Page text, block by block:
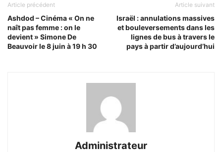
Article précédent
Ashdod – Cinéma « On ne
naît pas femme : on le
devient » Simone De
Beauvoir le 8 juin à 19 h 30
Article suivant
Israël : annulations massives
et bouleversements dans les
lignes de bus à travers le
pays à partir d’aujourd’hui
Administrateur